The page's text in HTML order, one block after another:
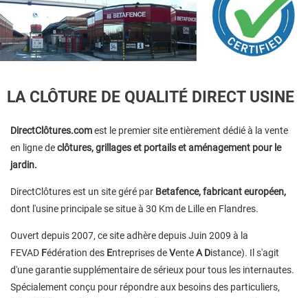
LA CLÔTURE DE QUALITÉ DIRECT USINE
DirectClôtures.comest le premier site entièrement dédié à la vente
en ligne declôtures, grillages et portails et aménagement pour le
jardin.
DirectClôtures est un site géré par Betafence, fabricant européen,
dont l'usine principale se situe à 30 Km de Lille en Flandres.
Ouvert depuis 2007, ce site adhère depuis Juin 2009 à la
FEVAD Fédération des Entreprises deVenteA Distance). Il s'agit
d'une garantie supplémentaire de sérieux pour tous les internautes.
Spécialement conçu pour répondre aux besoins des particuliers,